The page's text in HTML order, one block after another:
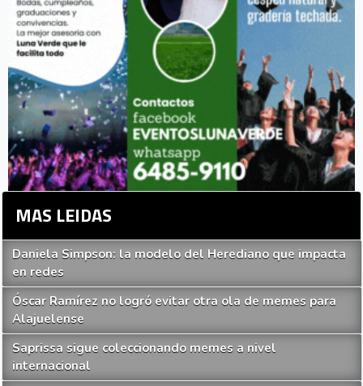
MAS LEIDAS
Daniela Simpson: la modelo del Herediano que impacta
en redes
Óscar Ramírez no logró evitar otra ola de memes para
Alajuelense
Saprissa sigue coleccionando memes a nivel
internacional